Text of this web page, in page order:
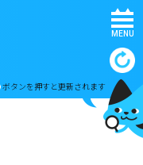
MENU
ボタンを押すと更新されます